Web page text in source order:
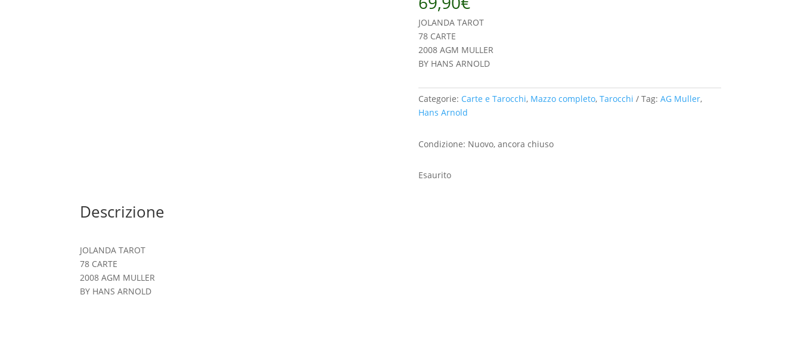
JOLANDA TAROT
78 CARTE
2008 AGM MULLER
BY HANS ARNOLD
Categorie: Carte e Tarocchi, Mazzo completo, Tarocchi Tag: AG Muller,
Hans Arnold
Condizione: Nuovo, ancora chiuso
Esaurito
Descrizione
JOLANDA TAROT
78 CARTE
2008 AGM MULLER
BY HANS ARNOLD